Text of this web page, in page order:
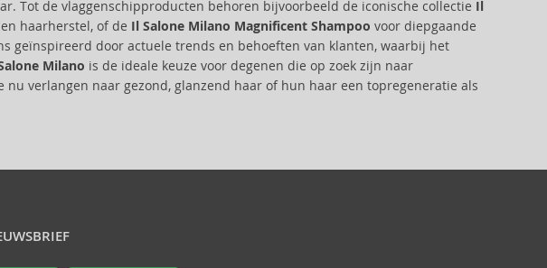
Tot de vlaggenschipproducten behoren bijvoorbeeld de iconische collectie Il
haarherstel, of de Il Salone Milano Magnificent Shampoo voor diepgaande
geïnspireerd door actuele trends en behoeften van klanten, waarbij het
Milano is de ideale keuze voor degenen die op zoek zijn naar
nu verlangen naar gezond, glanzend haar of hun haar een topregeneratie als